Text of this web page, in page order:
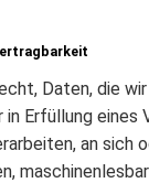
Daten, die
in Erfüllung eines
an sich